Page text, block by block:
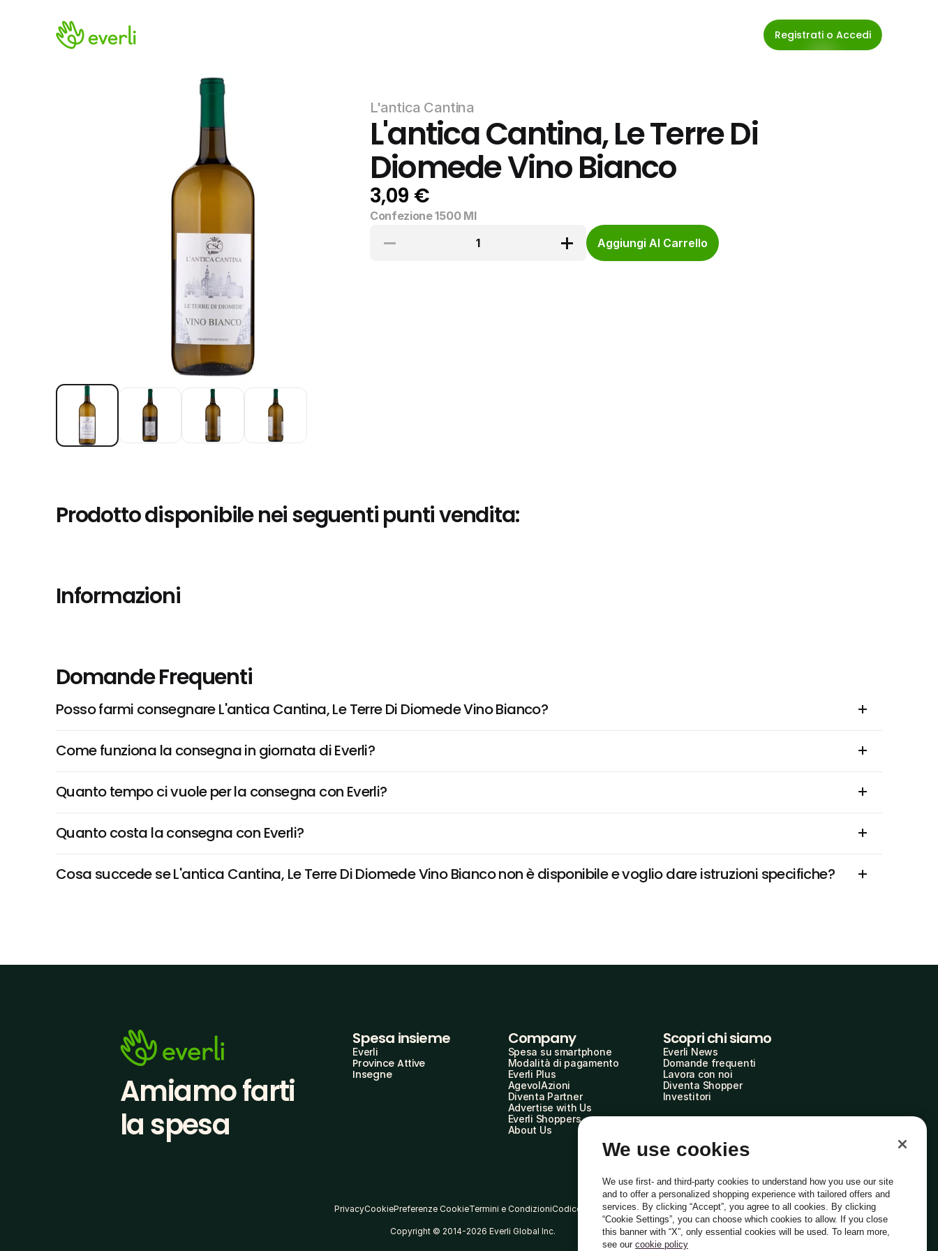
Registrati o Accedi
L'antica Cantina
L'antica Cantina, Le Terre Di
Diomede Vino Bianco
3,09 €
Confezione 1500 Ml
1
Aggiungi Al Carrello
Prodotto disponibile nei seguenti punti vendita:
Informazioni
Domande Frequenti
Posso farmi consegnare L'antica Cantina, Le Terre Di Diomede Vino Bianco?
Come funziona la consegna in giornata di Everli?
Quanto tempo ci vuole per la consegna con Everli?
Quanto costa la consegna con Everli?
Cosa succede se L'antica Cantina, Le Terre Di Diomede Vino Bianco non è disponibile e voglio dare istruzioni specifiche?
Amiamo farti
la spesa
Spesa insieme
Everli
Province Attive
Insegne
Company
Spesa su smartphone
Modalità di pagamento
Everli Plus
AgevolAzioni
Diventa Partner
Advertise with Us
Everli Shoppers
About Us
Scopri chi siamo
Everli News
Domande frequenti
Lavora con noi
Diventa Shopper
Investitori
PrivacyCookiePreferenze CookieTermini e CondizioniCodice Etico
Copyright © 2014-2026 Everli Global Inc. Italiano
We use cookies
We use first- and third-party cookies to understand how you use our site
and to offer a personalized shopping experience with tailored offers and
services. By clicking “Accept”, you agree to all cookies. By clicking
“Cookie Settings”, you can choose which cookies to allow. If you close
this banner with “X”, only essential cookies will be used. To learn more,
see our cookie policy